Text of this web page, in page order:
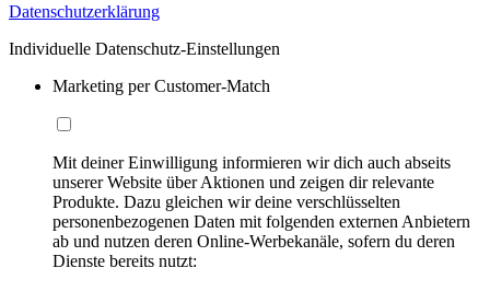
Datenschutzerklärung
Individuelle Datenschutz-Einstellungen
Marketing per Customer-Match
Mit deiner Einwilligung informieren wir dich auch abseits
unserer Website über Aktionen und zeigen dir relevante
Produkte. Dazu gleichen wir deine verschlüsselten
personenbezogenen Daten mit folgenden externen Anbietern
ab und nutzen deren Online-Werbekanäle, sofern du deren
Dienste bereits nutzt: